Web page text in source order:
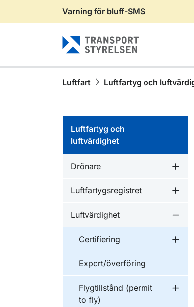
Gå till sidans innehåll
Varning för bluff-SMS
Luftfart Luftfartyg och
Luftfartyg och
luftvärdighet
Drönare
Luftfartygsregistret
Luftvärdighet
Certifiering
Export/överföring
Flygtillstånd (permit
to fly)